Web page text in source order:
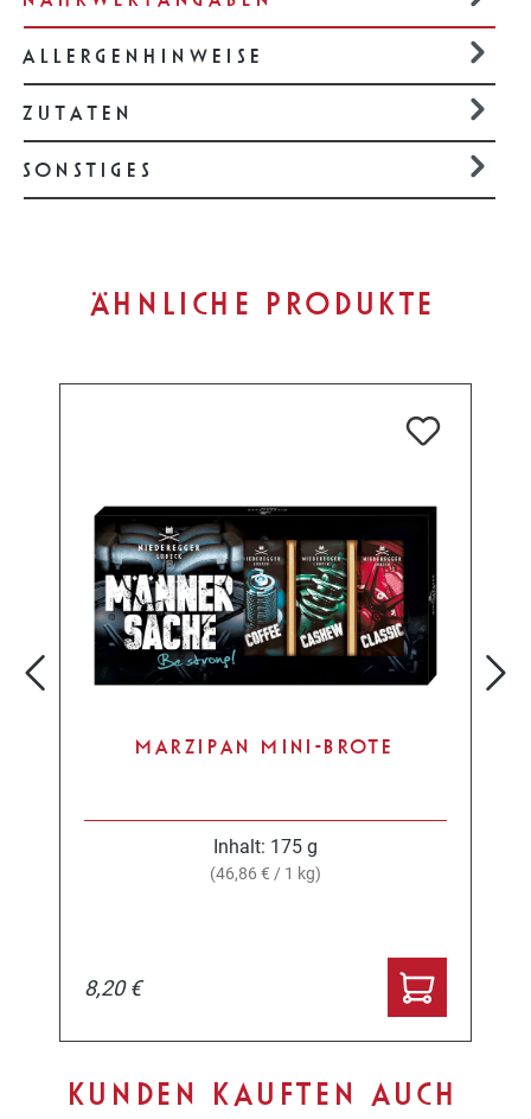
ALLERGENHINWEISE
ZUTATEN
SONSTIGES
Produktgalerie überspringen
ÄHNLICHE PRODUKTE
MARZIPAN MINI-BROTE
Inhalt: 175 g
(46,86 € / 1 kg)
8,20 €
Produktgalerie überspringen
KUNDEN KAUFTEN AUCH